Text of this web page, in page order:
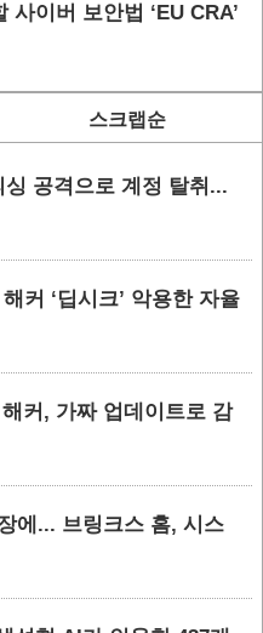
이버 보안법 ‘EU CRA’
스크랩순
공격으로 계정 탈취...
커 ‘딥시크’ 악용한 자율
커, 가짜 업데이트로 감
에... 브링크스 홈, 시스